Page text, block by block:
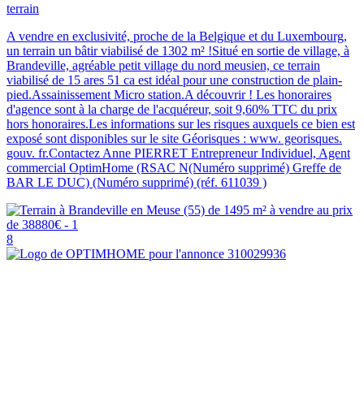
terrain
A vendre en exclusivité, proche de la Belgique et du Luxembourg,
un terrain un bâtir viabilisé de 1302 m² !Situé en sortie de village, à
Brandeville, agréable petit village du nord meusien, ce terrain
viabilisé de 15 ares 51 ca est idéal pour une construction de plain-
pied.Assainissement Micro station.A découvrir ! Les honoraires
d'agence sont à la charge de l'acquéreur, soit 9,60% TTC du prix
hors honoraires.Les informations sur les risques auxquels ce bien est
exposé sont disponibles sur le site Géorisques : www. georisques.
gouv. fr.Contactez Anne PIERRET Entrepreneur Individuel, Agent
commercial OptimHome (RSAC N(Numéro supprimé) Greffe de
BAR LE DUC) (Numéro supprimé) (réf. 611039 )
8